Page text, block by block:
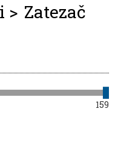
> Zatezač
159